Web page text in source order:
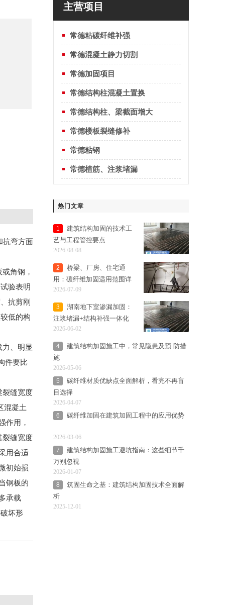
抗弯方面
角钢，
验表明
抗剪刚
低的构
、明显
件要比
裂缝宽度
混凝土
作用，
裂缝宽度
用合适
初始损
钢板的
承载
坏形
主营项目
常德粘碳纤维补强
常德混凝土静力切割
常德加固项目
常德结构柱混凝土置换
常德结构柱、梁截面增大
常德楼板裂缝修补
常德粘钢
常德植筋、注浆堵漏
热门文章
1
建筑结构加固的技术工
艺与工程管控要点
2026-08-08
2
桥梁、厂房、住宅通
用：碳纤维加固适用范围详
细解析
2026-07-09
3
湖南地下室渗漏加固：
注浆堵漏+结构补强一体化
解决方案
2026-06-02
4
建筑结构加固施工中，常见隐患及预 防措
施
2026-05-06
5
碳纤维材质优缺点全面解析，看完不再盲
目选择
2026-04-07
6
碳纤维加固在建筑加固工程中的应用优势
2026-03-06
7
建筑结构加固施工避坑指南：这些细节千
万别忽视
2026-01-07
8
筑固生命之基：建筑结构加固技术全面解
析
2025-12-01